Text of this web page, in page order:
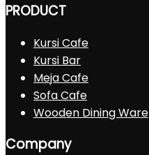
PRODUCT
Kursi Cafe
Kursi Bar
Meja Cafe
Sofa Cafe
Wooden Dining Ware
Company